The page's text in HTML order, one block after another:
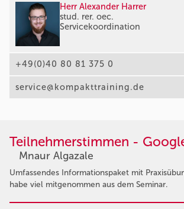
Herr Alexander Harrer
stud. rer. oec.
Servicekoordination
+49(0)40 80 81 375 0
service@kompakttraining.de
Teilnehmerstimmen -
Mnaur Algazale
Umfassendes Informationspaket mit
habe viel mitgenommen aus dem Seminar.